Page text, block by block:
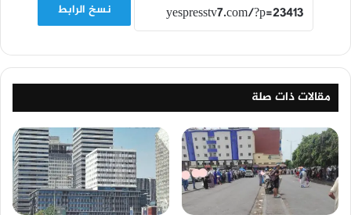
نسخ الرابط
مقالات ذات صلة